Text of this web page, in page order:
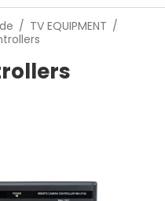
/ TV EQUIPMENT /